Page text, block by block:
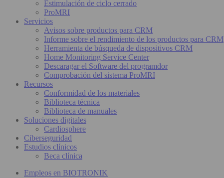
Estimulación de ciclo cerrado
ProMRI
Servicios
Avisos sobre productos para CRM
Informe sobre el rendimiento de los productos para CRM
Herramienta de búsqueda de dispositivos CRM
Home Monitoring Service Center
Descaragar el Software del programdor
Comprobación del sistema ProMRI
Recursos
Conformidad de los materiales
Biblioteca técnica
Biblioteca de manuales
Soluciones digitales
Cardiosphere
Ciberseguridad
Estudios clínicos
Beca clínica
Empleos en BIOTRONIK